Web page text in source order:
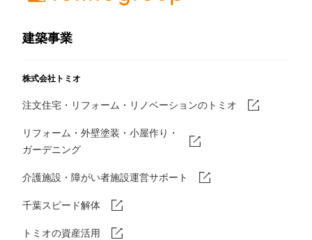
建築事業
株式会社トミオ
注文住宅・リフォーム・リノベーションのトミオ
リフォーム・外壁塗装・小屋作り・
ガーデニング
介護施設・障がい者施設運営サポート
千葉スピード解体
トミオの資産活用